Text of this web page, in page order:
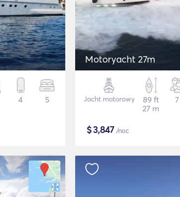
4 5
Motoryacht 27m
Jacht motorowy
89 ft
27 m
7
$3,847 /noc